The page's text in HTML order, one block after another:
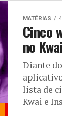
MATÉRIAS
Cinco
no
Diante
lista de
Kwai e